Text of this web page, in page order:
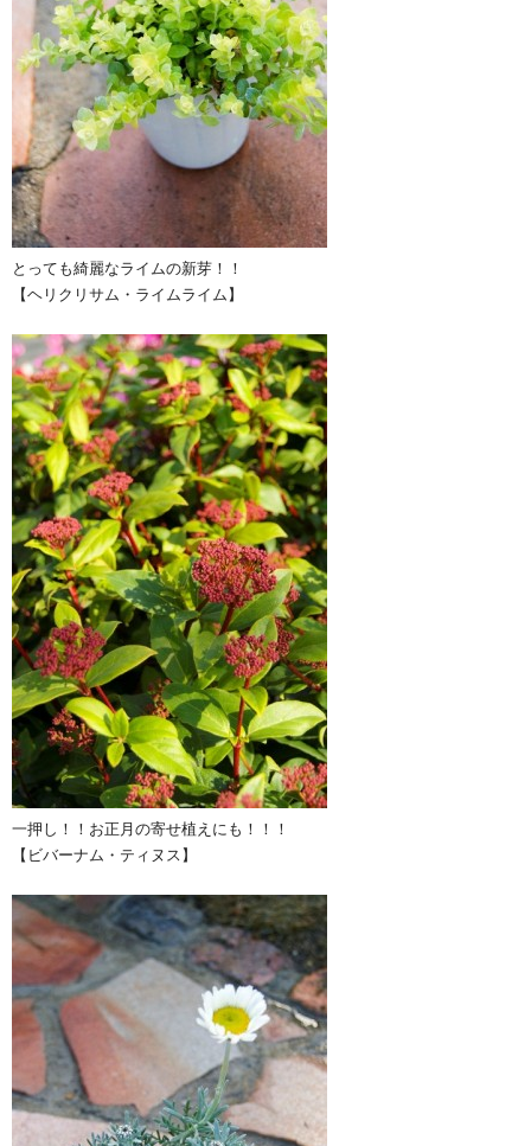
とっても綺麗なライムの新芽！！
【ヘリクリサム・ライムライム】
一押し！！お正月の寄せ植えにも！！！
【ビバーナム・ティヌス】